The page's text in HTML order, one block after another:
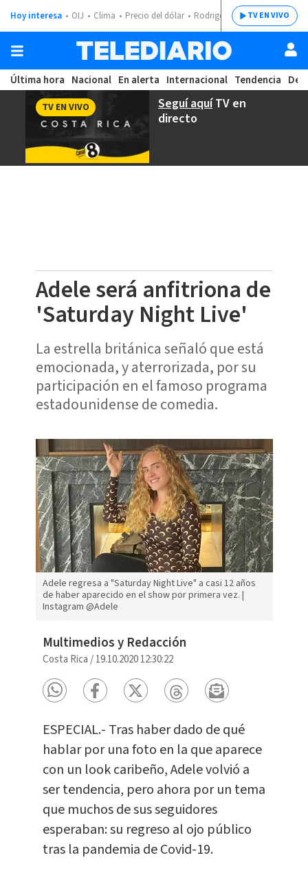
Hoy interesa OIJ Clima Precio del dólar Rodrigo ChavesTV EN VIVO
Última hora Nacional En alerta Internacional Tendencia
Seguí aquíTV en
directo
TV EN VIVO
Adele será anfitriona de
'Saturday Night Live'
La estrella británica señaló que está
emocionada, y aterrorizada, por su
participación en el famoso programa
estadounidense de comedia.
Adele regresa a "Saturday Night Live" a casi 12 años
de haber aparecido en el show por primera vez. |
Instagram @Adele
Multimedios y Redacción
Costa Rica /19.10.2020 12:30:22
ESPECIAL.- Tras haber dado de qué
hablar por una foto en la que aparece
con un look caribeño, Adele volvió a
ser tendencia, pero ahora por un tema
que muchos de sus seguidores
esperaban: su regreso al ojo público
tras la pandemia de Covid-19.